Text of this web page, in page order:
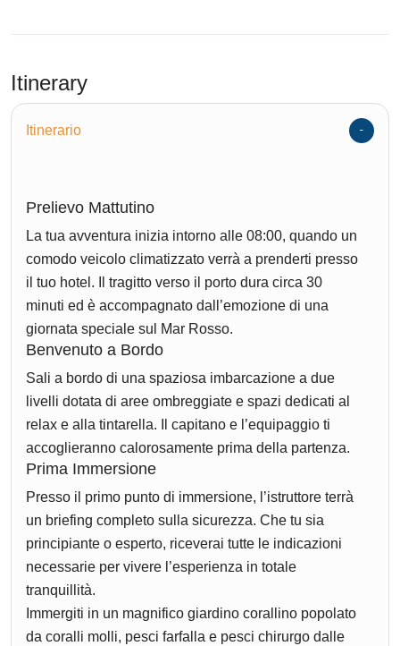
Itinerary
Itinerario
Prelievo Mattutino
La tua avventura inizia intorno alle 08:00, quando un
comodo veicolo climatizzato verrà a prenderti presso
il tuo hotel. Il tragitto verso il porto dura circa 30
minuti ed è accompagnato dall’emozione di una
giornata speciale sul Mar Rosso.
Benvenuto a Bordo
Sali a bordo di una spaziosa imbarcazione a due
livelli dotata di aree ombreggiate e spazi dedicati al
relax e alla tintarella. Il capitano e l’equipaggio ti
accoglieranno calorosamente prima della partenza.
Prima Immersione
Presso il primo punto di immersione, l’istruttore terrà
un briefing completo sulla sicurezza. Che tu sia
principiante o esperto, riceverai tutte le indicazioni
necessarie per vivere l’esperienza in totale
tranquillità.
Immergiti in un magnifico giardino corallino popolato
da coralli molli, pesci farfalla e pesci chirurgo dalle